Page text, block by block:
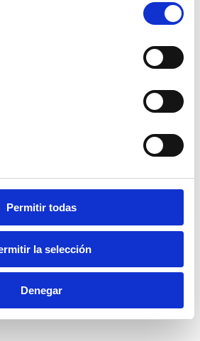
Permitir todas
la selección
Denegar